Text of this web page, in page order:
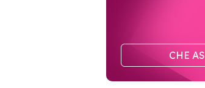
CHE